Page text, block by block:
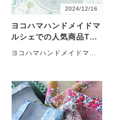
2024/12/16
ヨコハマハンドメイドマ
ルシェでの人気商品TOP
ヨコハマハンドメイドマル
冬に出店し、リバテ・・・